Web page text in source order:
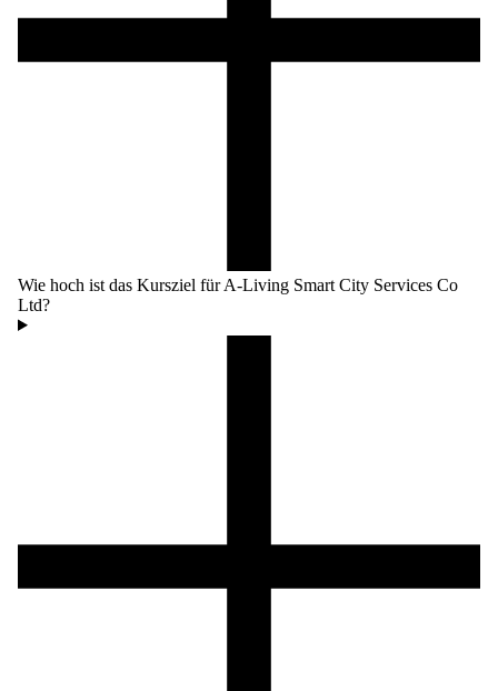
Wie hoch ist das Kursziel für A-Living Smart City Services Co
Ltd?